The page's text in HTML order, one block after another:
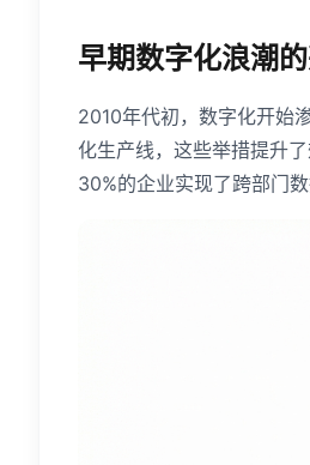
早期数字化浪潮
2010年代初，数字化开始
化生产线，这些举措提升
30%的企业实现了跨部门